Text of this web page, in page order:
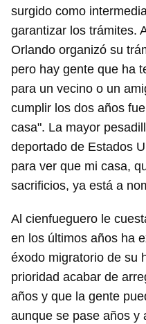
surgido como
garantizar los trámites.
Orlando organizó su
pero hay gente que ha
para un vecino o un
cumplir los dos años
casa". La mayor
deportado de Estados
para ver que mi casa,
sacrificios, ya está a
Al cienfueguero le
en los últimos años ha
éxodo migratorio de su
prioridad acabar de
años y que la gente
aunque se pase años y